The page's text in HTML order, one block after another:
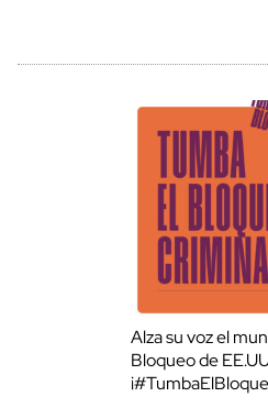
Alza su voz el
Bloqueo de